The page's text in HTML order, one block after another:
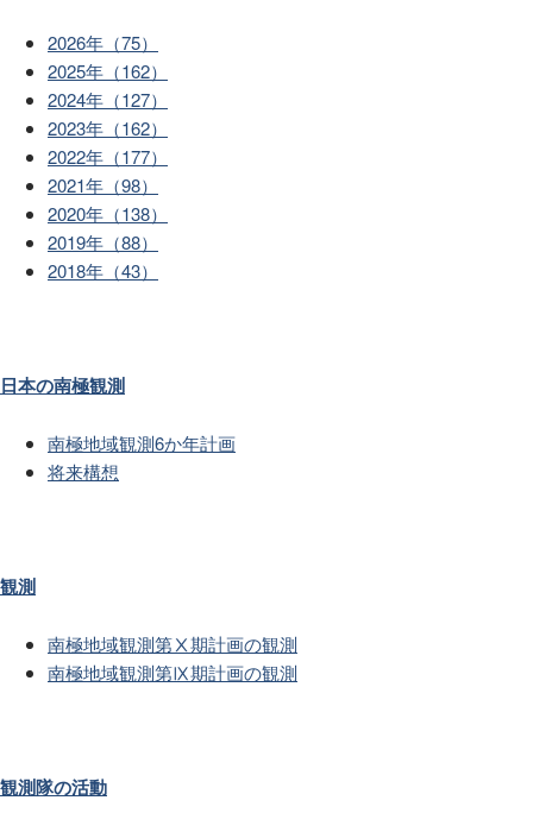
2026年（75）
2025年（162）
2024年（127）
2023年（162）
2022年（177）
2021年（98）
2020年（138）
2019年（88）
2018年（43）
日本の南極観測
南極地域観測6か年計画
将来構想
観測
南極地域観測第Ⅹ期計画の観測
南極地域観測第Ⅸ期計画の観測
観測隊の活動